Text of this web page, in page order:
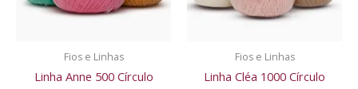
Fios e Linhas
Linha Anne 500 Círculo
Fios e Linhas
Linha Cléa 1000 Círculo